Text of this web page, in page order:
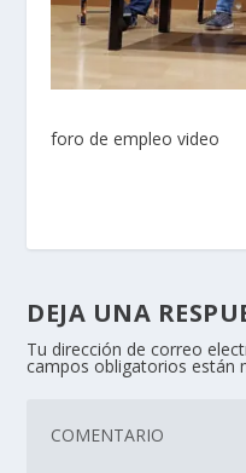
foro de empleo video
DEJA UNA
Tu dirección de correo
campos obligatorios están